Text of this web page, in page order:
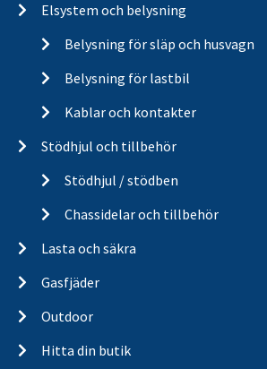
Elsystem och belysning
Belysning för släp och husvagn
Belysning för lastbil
Kablar och kontakter
Stödhjul och tillbehör
Stödhjul / stödben
Chassidelar och tillbehör
Lasta och säkra
Gasfjäder
Outdoor
Hitta din butik